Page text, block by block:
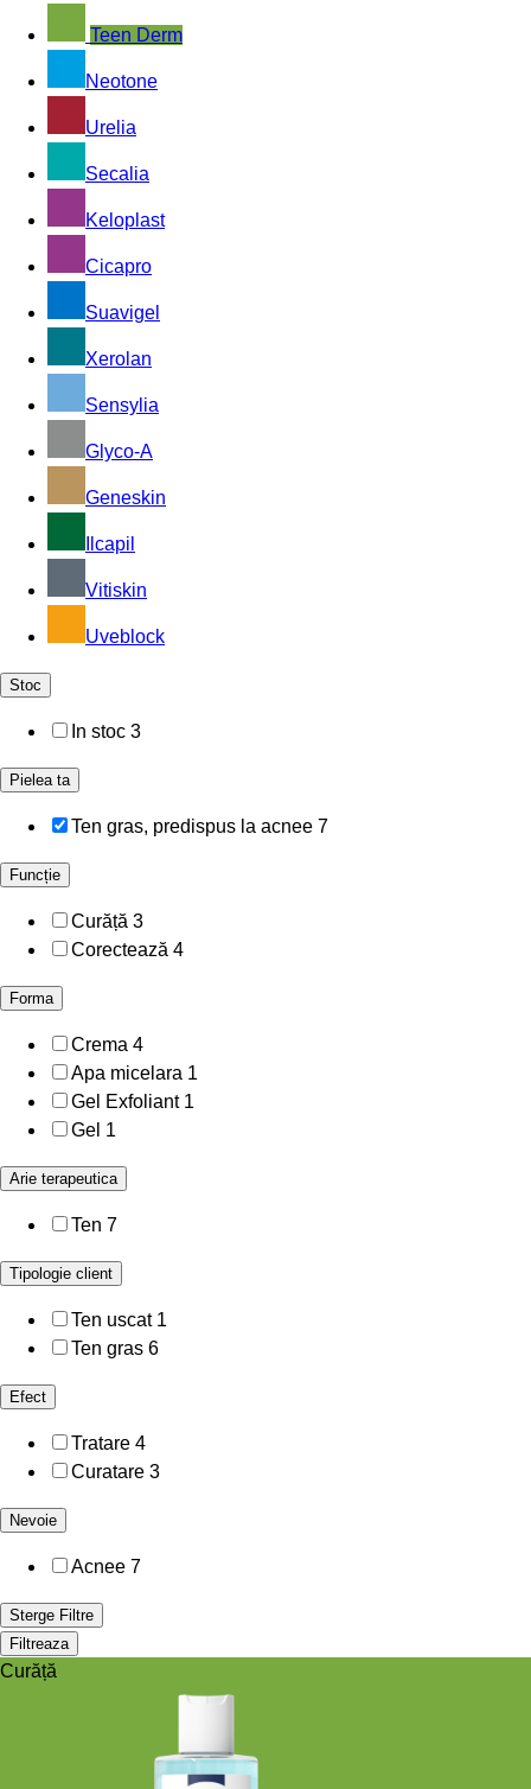
Teen Derm
Neotone
Urelia
Secalia
Keloplast
Cicapro
Suavigel
Xerolan
Sensylia
Glyco-A
Geneskin
Ilcapil
Vitiskin
Uveblock
Stoc
In stoc 3
Pielea ta
Ten gras, predispus la acnee 7
Funcție
Curăță 3
Corectează 4
Forma
Crema 4
Apa micelara 1
Gel Exfoliant 1
Gel 1
Arie terapeutica
Ten 7
Tipologie client
Ten uscat 1
Ten gras 6
Efect
Tratare 4
Curatare 3
Nevoie
Acnee 7
Sterge Filtre
Filtreaza
Curăță